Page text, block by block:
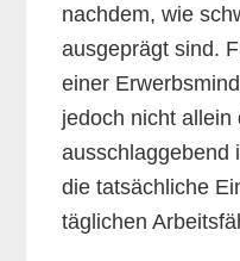
nachdem, wie
ausgeprägt sind.
einer
jedoch nicht allein
ausschlaggebend
die tatsächliche
täglichen